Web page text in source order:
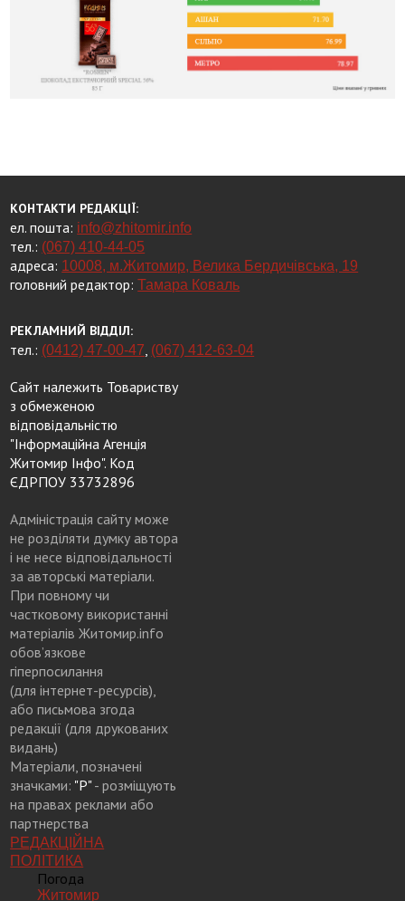
КОНТАКТИ РЕДАКЦІЇ:
ел. пошта: info@zhitomir.info
тел.: (067) 410-44-05
адреса: 10008, м.Житомир, Велика Бердичівська, 19
головний редактор:Тамара Коваль
РЕКЛАМНИЙ ВІДДІЛ:
тел.: (0412) 47-00-47, (067) 412-63-04
Сайт належить Товариству
з обмеженою
відповідальністю
"Інформаційна Агенція
Житомир Інфо". Код
ЄДРПОУ 33732896
Адміністрація сайту може
не розділяти думку автора
і не несе відповідальності
за авторські матеріали.
При повному чи
частковому використанні
матеріалів Житомир.info
обов’язкове
гіперпосилання
(для інтернет-ресурсів),
або письмова згода
редакції (для друкованих
видань)
Матеріали, позначені
значками: "Р"- розміщують
на правах реклами або
партнерства
РЕДАКЦІЙНА
ПОЛІТИКА
Погода
Житомир